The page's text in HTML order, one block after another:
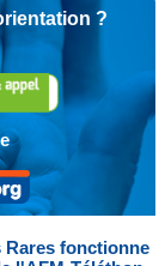
?
Rares fonctionne